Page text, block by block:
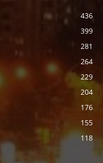
436
399
281
264
229
204
176
155
118